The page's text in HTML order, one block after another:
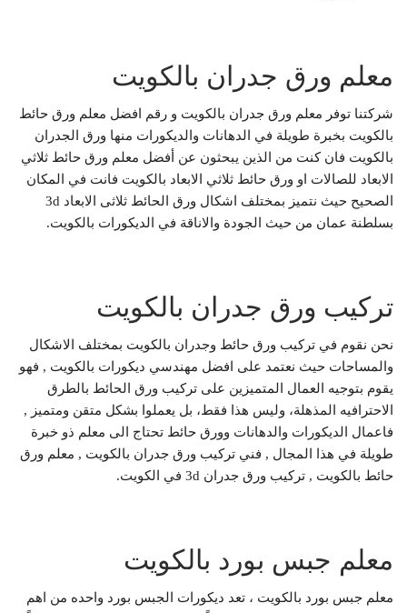
معلم ورق جدران بالكويت
شركتنا توفر معلم ورق جدران بالكويت و رقم افضل معلم ورق حائط
بالكويت بخبرة طويلة في الدهانات والديكورات منها ورق الجدران
بالكويت فان كنت من الذين يبحثون عن أفضل معلم ورق حائط ثلاثي
الابعاد للصالات او ورق حائط ثلاثي الابعاد بالكويت فانت في المكان
الصحيح حيث نتميز بمختلف اشكال ورق الحائط ثلاثى الابعاد 3d
بسلطنة عمان من حيث الجودة والاناقة في الديكورات بالكويت.
تركيب ورق جدران بالكويت
نحن نقوم في تركيب ورق حائط وجدران بالكويت بمختلف الاشكال
والمساحات حيث نعتمد على افضل مهندسي ديكورات بالكويت , فهو
يقوم بتوجيه العمال المتميزين على تركيب ورق الحائط بالطرق
الاحترافيه المذهلة، وليس هذا فقط، بل يعملوا بشكل متقن ومتميز ,
فاعمال الديكورات والدهانات وورق حائط تحتاج الى معلم ذو خبرة
طويلة في هذا المجال , فني تركيب ورق جدران بالكويت , معلم ورق
حائط بالكويت , تركيب ورق جدران 3d في الكويت.
معلم جبس بورد بالكويت
معلم جبس بورد بالكويت ، تعد ديكورات الجبس بورد واحده من اهم